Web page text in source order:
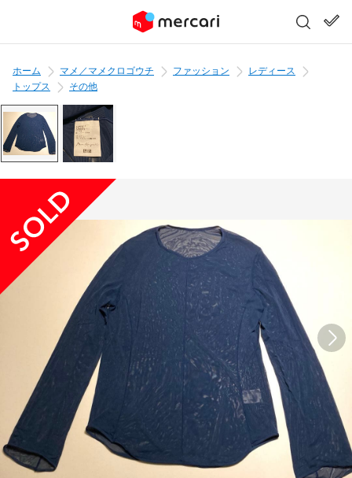
ホーム マメ／マメクロゴウチ ファッション
レディース
トップス
その他